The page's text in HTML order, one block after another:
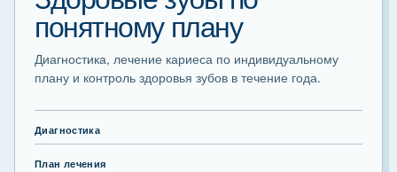
понятному плану
Диагностика, лечение кариеса по индивидуальному
плану и контроль здоровья зубов в течение года.
Диагностика
План лечения